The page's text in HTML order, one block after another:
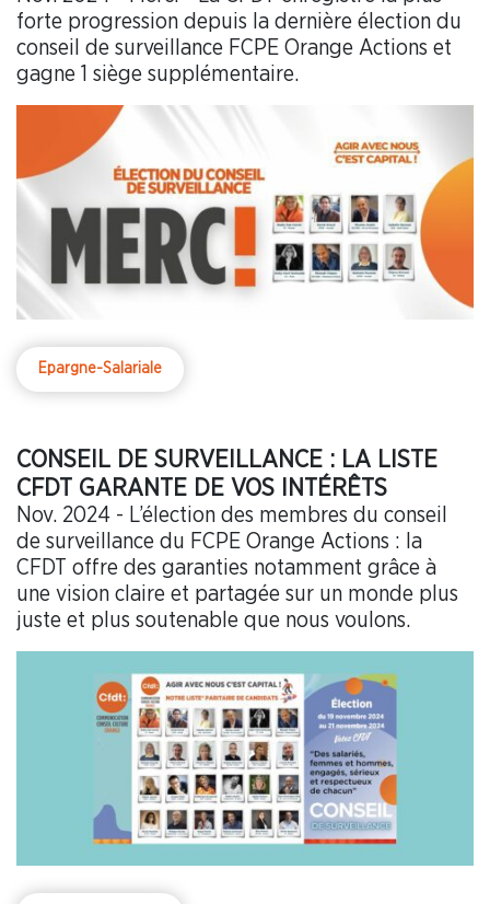
forte progression depuis la dernière élection du
conseil de surveillance FCPE Orange Actions et
gagne 1 siège supplémentaire.
Epargne-Salariale
CONSEIL DE SURVEILLANCE : LA LISTE
CFDT GARANTE DE VOS INTÉRÊTS
Nov. 2024 - L’élection des membres du conseil
de surveillance du FCPE Orange Actions : la
CFDT offre des garanties notamment grâce à
une vision claire et partagée sur un monde plus
juste et plus soutenable que nous voulons.